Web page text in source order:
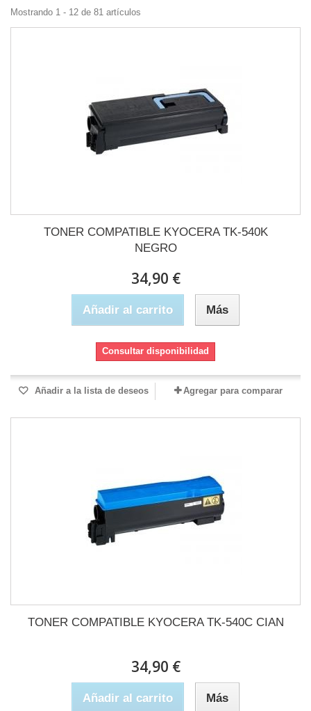
Mostrando 1 - 12 de 81 artículos
TONER COMPATIBLE KYOCERA TK-540K
NEGRO
34,90 €
Añadir al carrito Más
Consultar disponibilidad
Añadir a la lista de deseos Agregar para comparar
TONER COMPATIBLE KYOCERA TK-540C CIAN
34,90 €
Añadir al carrito Más